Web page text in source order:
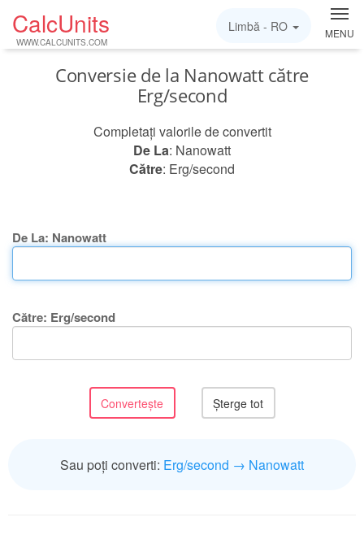
CalcUnits
WWW.CALCUNITS.COM
MENU
Limbă - RO
Conversie de la Nanowatt către
Erg/second
Completați valorile de convertit
De La: Nanowatt
Către: Erg/second
De La: Nanowatt
Către: Erg/second
Sau poți converti: Erg/second → Nanowatt